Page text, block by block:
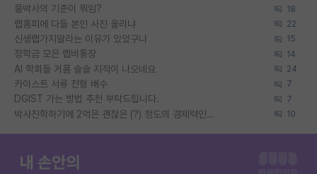
물박사의 기준이 뭐임? 18
랩홈피에 다들 본인 사진 올리냐 22
신생랩가지말라는 이유가 있었구나 15
장학금 모은 랩비통장 14
AI 학회들 거품 슬슬 지적이 나오네요 24
카이스트 서류 전형 배수 7
DGIST 가는 방법 추천 부탁드립니다. 7
박사진학하기에 2억은 괜찮은 (?) 정도의 경제력인가요 10